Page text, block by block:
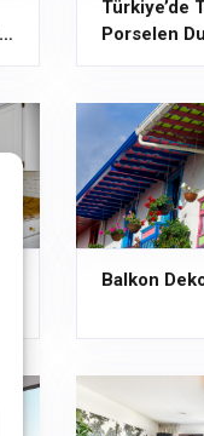
Türkiye’de
Porselen
Balkon